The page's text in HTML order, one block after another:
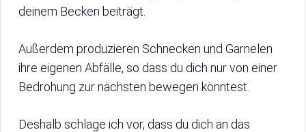
deinem Becken beiträgt.
Außerdem produzieren Schnecken und Garnelen
ihre eigenen Abfälle, so dass du dich nur von einer
Bedrohung zur nächsten bewegen könntest.
Deshalb schlage ich vor, dass du dich an das